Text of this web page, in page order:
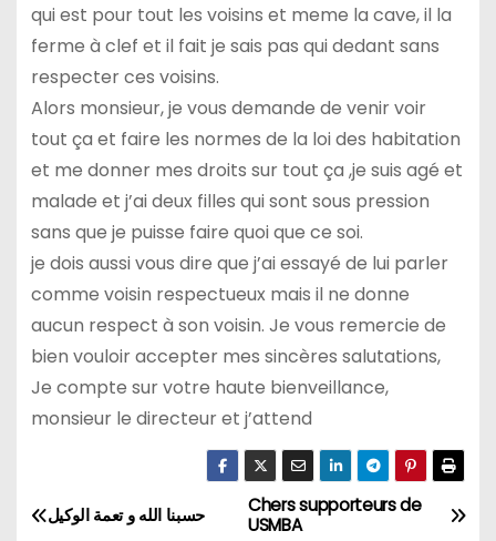
qui est pour tout les voisins et meme la cave, il la
ferme à clef et il fait je sais pas qui dedant sans
respecter ces voisins.
Alors monsieur, je vous demande de venir voir
tout ça et faire les normes de la loi des habitation
et me donner mes droits sur tout ça ,je suis agé et
malade et j’ai deux filles qui sont sous pression
sans que je puisse faire quoi que ce soi.
je dois aussi vous dire que j’ai essayé de lui parler
comme voisin respectueux mais il ne donne
aucun respect à son voisin. Je vous remercie de
bien vouloir accepter mes sincères salutations,
Je compte sur votre haute bienveillance,
monsieur le directeur et j’attend
N
Chers supporteurs de
USMBA
حسبنا الله و تعمة الوكيل